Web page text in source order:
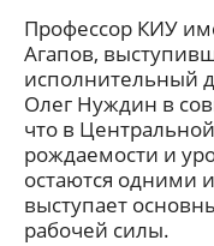
Профессор КИУ
Агапов,
исполнительный
Олег Нуждин в
что в
рождаемости и
остаются одними
выступает
рабочей силы.